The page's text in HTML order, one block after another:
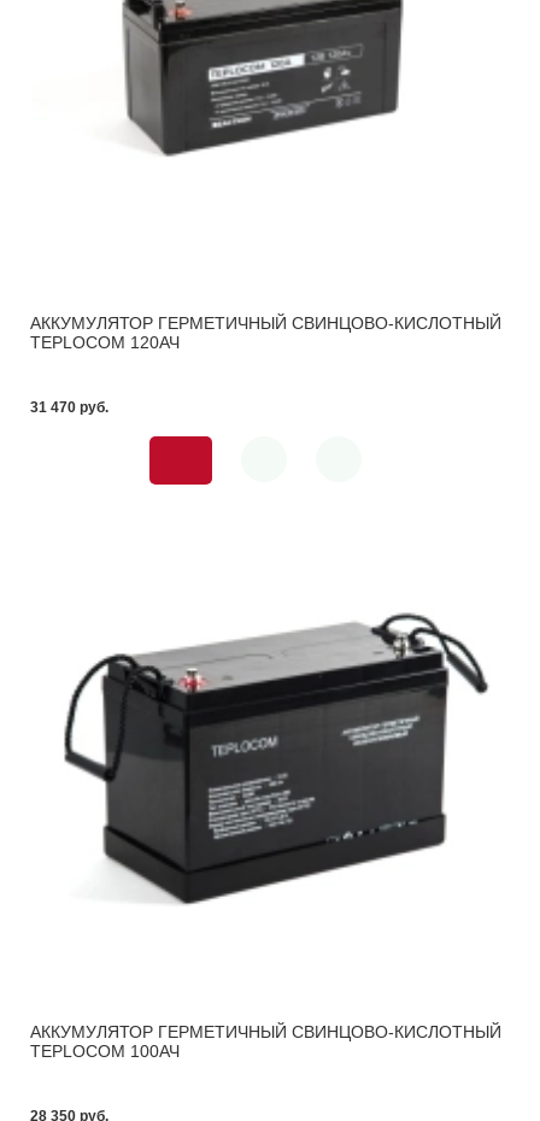
АККУМУЛЯТОР ГЕРМЕТИЧНЫЙ СВИНЦОВО-КИСЛОТНЫЙ
TEPLOCOM 120АЧ
31 470 pуб.
АККУМУЛЯТОР ГЕРМЕТИЧНЫЙ СВИНЦОВО-КИСЛОТНЫЙ
TEPLOCOM 100АЧ
28 350 pуб.